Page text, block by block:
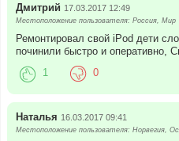
Дмитрий 17.03.2017 12:49
Местоположение пользователя: Россия, Мир
Ремонтировал свой iPod дети
починили быстро и оперативно,
1 0
Наталья 16.03.2017 09:41
Местоположение пользователя: Норвегия,